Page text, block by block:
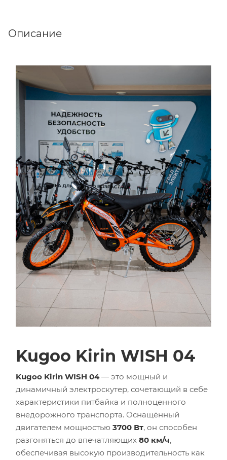
Описание
Kugoo Kirin WISH 04
Kugoo Kirin WISH 04— это мощный и
динамичный электроскутер, сочетающий в себе
характеристики питбайка и полноценного
внедорожного транспорта. Оснащённый
двигателем мощностью 3700 Вт, он способен
разгоняться до впечатляющих 80 км/ч,
обеспечивая высокую производительность как